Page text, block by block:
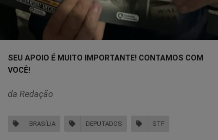
SEU APOIO É MUITO IMPORTANTE! CONTAMOS COM
VOCÊ!
da Redação
BRASÍLIA DEPUTADOS STF